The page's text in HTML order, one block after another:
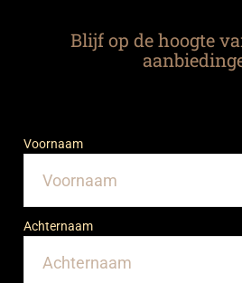
Blijf op de hoogte
Voornaam
Achternaam